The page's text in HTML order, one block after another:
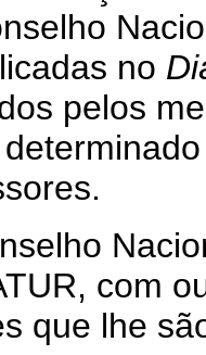
no
pelos
com
que lhe